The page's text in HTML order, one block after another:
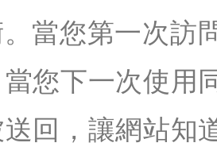
當您第一次訪
您下一次使用
回，讓網站知